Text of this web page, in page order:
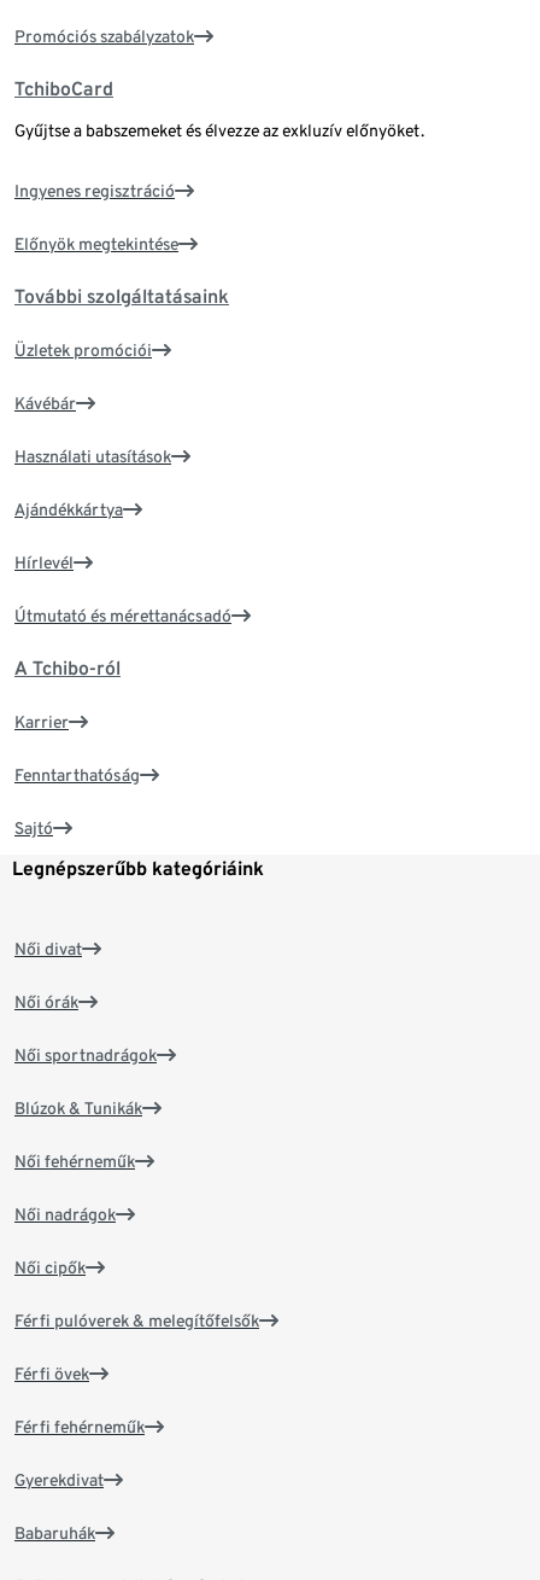
Promóciós szabályzatok
TchiboCard
Gyűjtse a babszemeket és élvezze az exkluzív előnyöket.
Ingyenes regisztráció
Előnyök megtekintése
További szolgáltatásaink
Üzletek promóciói
Kávébár
Használati utasítások
Ajándékkártya
Hírlevél
Útmutató és mérettanácsadó
A Tchibo-ról
Karrier
Fenntarthatóság
Sajtó
Legnépszerűbb kategóriáink
Női divat
Női órák
Női sportnadrágok
Blúzok & Tunikák
Női fehérneműk
Női nadrágok
Női cipők
Férfi pulóverek & melegítőfelsők
Férfi övek
Férfi fehérneműk
Gyerekdivat
Babaruhák